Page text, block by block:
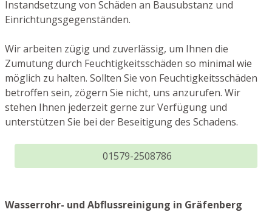
Instandsetzung von Schäden an Bausubstanz und
Einrichtungsgegenständen.
Wir arbeiten zügig und zuverlässig, um Ihnen die
Zumutung durch Feuchtigkeitsschäden so minimal wie
möglich zu halten. Sollten Sie von Feuchtigkeitsschäden
betroffen sein, zögern Sie nicht, uns anzurufen. Wir
stehen Ihnen jederzeit gerne zur Verfügung und
unterstützen Sie bei der Beseitigung des Schadens.
01579-2508786
Wasserrohr- und Abflussreinigung in Gräfenberg